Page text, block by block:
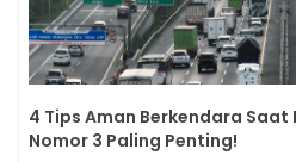
4 Tips Aman Berkendara Saat
Nomor 3 Paling Penting!